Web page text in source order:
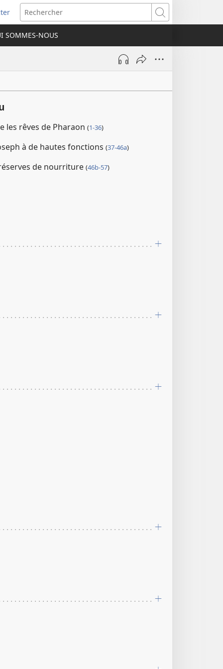
Rechercher
SOMMES-NOUS
les rêves de Pharaon (1-36)
à de hautes fonctions (37-46a)
de nourriture (46b-57)